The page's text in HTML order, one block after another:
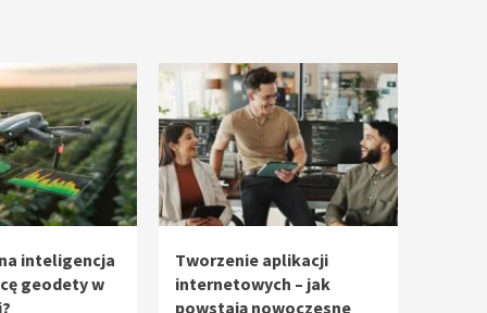
inteligencja
geodety w
Tworzenie aplikacji
internetowych – jak
powstają nowoczesne